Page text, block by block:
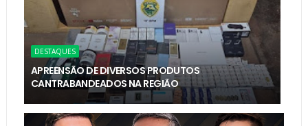
DESTAQUES
APREENSÃO DE DIVERSOS PRODUTOS
CANTRABANDEADOS NA REGIÃO